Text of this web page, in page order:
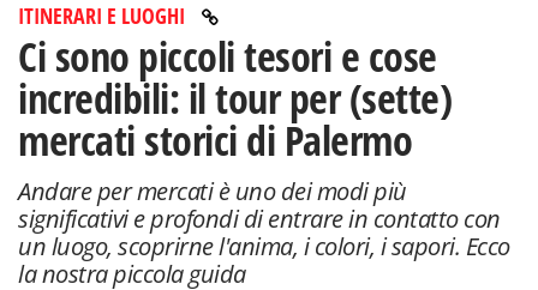
ITINERARI E LUOGHI
Ci sono piccoli tesori e cose
incredibili: il tour per (sette)
mercati storici di Palermo
Andare per mercati è uno dei modi più
significativi e profondi di entrare in contatto con
un luogo, scoprirne l'anima, i colori, i sapori. Ecco
la nostra piccola guida